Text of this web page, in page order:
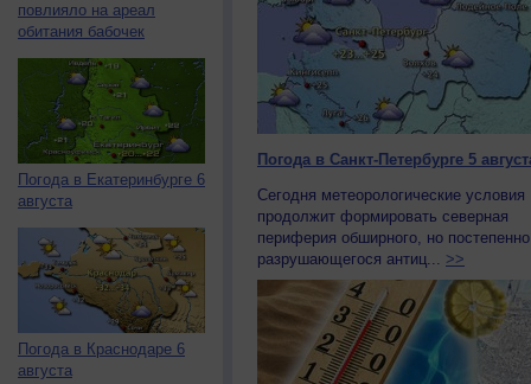
повлияло на ареал
обитания бабочек
Погода в Екатеринбурге 6
августа
Погода в Краснодаре 6
августа
Погода в Санкт-Петербурге 5
Сегодня метеорологические условия
продолжит формировать северная
периферия обширного, но постепенно
разрушающегося антиц... >>